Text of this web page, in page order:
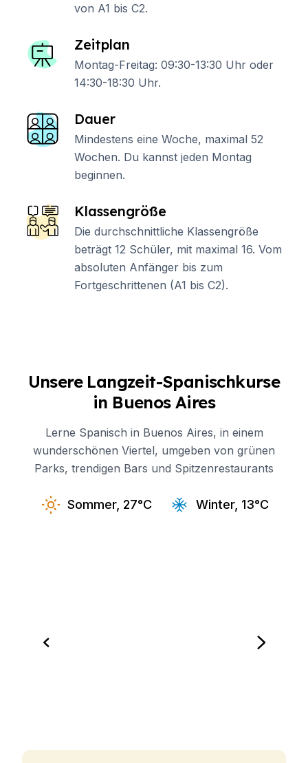
von A1 bis C2.
Zeitplan
Montag-Freitag: 09:30-13:30 Uhr oder
14:30-18:30 Uhr.
Dauer
Mindestens eine Woche, maximal 52
Wochen. Du kannst jeden Montag
beginnen.
Klassengröße
Die durchschnittliche Klassengröße
beträgt 12 Schüler, mit maximal 16. Vom
absoluten Anfänger bis zum
Fortgeschrittenen (A1 bis C2).
Unsere Langzeit-Spanischkurse
in Buenos Aires
Lerne Spanisch in Buenos Aires, in einem
wunderschönen Viertel, umgeben von grünen
Parks, trendigen Bars und Spitzenrestaurants
Sommer, 27°C Winter, 13°C